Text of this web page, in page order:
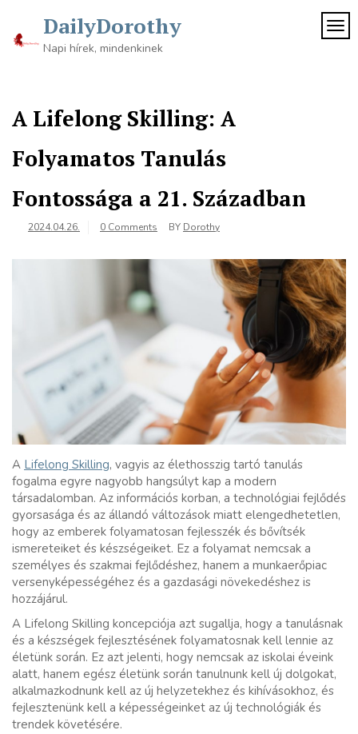
content
DailyDorothy
Napi hírek, mindenkinek
A Lifelong Skilling: A
Folyamatos Tanulás
Fontossága a 21. Században
2024.04.26. 0 Comments BY Dorothy
A Lifelong Skilling, vagyis az élethosszig tartó tanulás
fogalma egyre nagyobb hangsúlyt kap a modern
társadalomban. Az információs korban, a technológiai fejlődés
gyorsasága és az állandó változások miatt elengedhetetlen,
hogy az emberek folyamatosan fejlesszék és bővítsék
ismereteiket és készségeiket. Ez a folyamat nemcsak a
személyes és szakmai fejlődéshez, hanem a munkaerőpiac
versenyképességéhez és a gazdasági növekedéshez is
hozzájárul.
A Lifelong Skilling koncepciója azt sugallja, hogy a tanulásnak
és a készségek fejlesztésének folyamatosnak kell lennie az
életünk során. Ez azt jelenti, hogy nemcsak az iskolai éveink
alatt, hanem egész életünk során tanulnunk kell új dolgokat,
alkalmazkodnunk kell az új helyzetekhez és kihívásokhoz, és
fejlesztenünk kell a képességeinket az új technológiák és
trendek követésére.